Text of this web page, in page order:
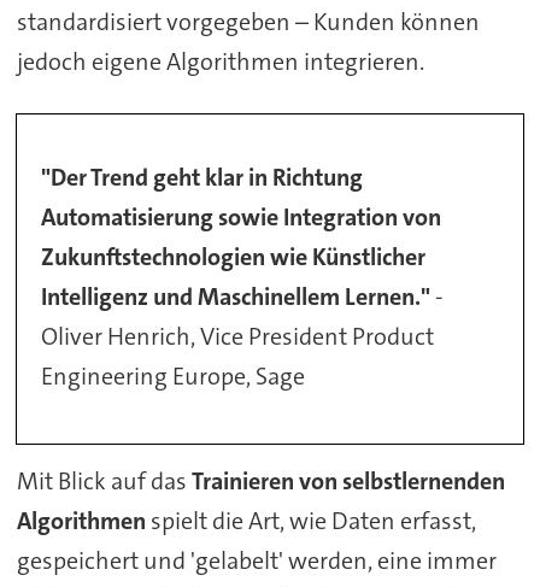
standardisiert vorgegeben – Kunden können
jedoch eigene Algorithmen integrieren.
"Der Trend geht klar in Richtung
Automatisierung sowie Integration von
Zukunftstechnologien wie Künstlicher
Intelligenz und Maschinellem Lernen."-
Oliver Henrich, Vice President Product
Engineering Europe, Sage
Mit Blick auf dasTrainieren von selbstlernenden
Algorithmen spielt die Art, wie Daten erfasst,
gespeichert und 'gelabelt' werden, eine immer